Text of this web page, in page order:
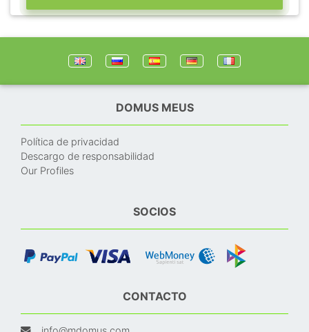
DOMUS MEUS
Política de privacidad
Descargo de responsabilidad
Our Profiles
SOCIOS
CONTACTO